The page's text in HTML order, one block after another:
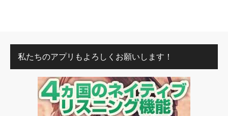
私たちのアプリもよろしくお願いします！